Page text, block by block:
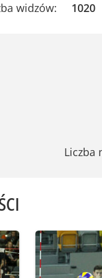
widzów:
1020
Liczba